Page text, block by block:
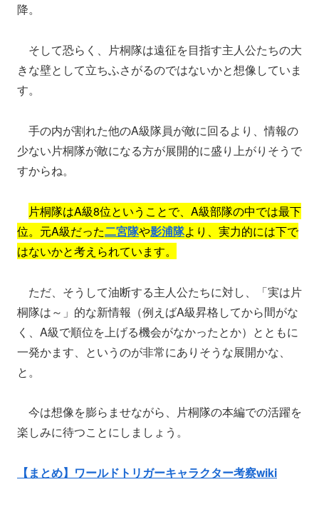
降。
そして恐らく、片桐隊は遠征を目指す主人公たちの大
きな壁として立ちふさがるのではないかと想像していま
す。
手の内が割れた他のA級隊員が敵に回るより、情報の
少ない片桐隊が敵になる方が展開的に盛り上がりそうで
すからね。
片桐隊はA級8位ということで、A級部隊の中では最下
位。元A級だった二宮隊や影浦隊より、実力的には下で
はないかと考えられています。
ただ、そうして油断する主人公たちに対し、「実は片
桐隊は～」的な新情報（例えばA級昇格してから間がな
く、A級で順位を上げる機会がなかったとか）とともに
一発かます、というのが非常にありそうな展開かな、
と。
今は想像を膨らませながら、片桐隊の本編での活躍を
楽しみに待つことにしましょう。
【まとめ】ワールドトリガーキャラクター考察wiki